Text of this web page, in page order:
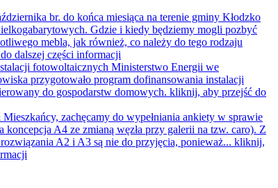
br. do końca miesiąca na terenie gminy Kłodzko
Gdzie i kiedy będziemy mogli pozbyć
mebla, jak również, co należy do tego rodzaju
dalszej części informacji
fotowoltaicznych Ministerstwo Energii we
przygotowało program dofinansowania instalacji
do gospodarstw domowych. kliknij, aby przejść do
Mieszkańcy, zachęcamy do wypełniania ankiety w sprawie
A4 ze zmianą węzła przy galerii na tzw. caro). Z
A2 i A3 są nie do przyjęcia, ponieważ... kliknij,